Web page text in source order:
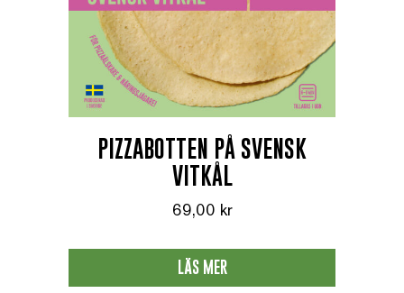
PIZZABOTTEN PÅ SVENSK
VITKÅL
69,00 kr
LÄS MER